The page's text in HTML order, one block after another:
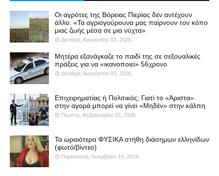
Οι αγρότες της Βόρειας Πιερίας δεν αντέχουν
άλλο: «Τα αγριογούρουνα μας παίρνουν τον κόπο
μιας ζωής μέσα σε μια νύχτα»
Δευτέρα, Αυγούστου 03, 2026
Μητέρα εξανάγκαζε το παιδί της σε σεξουαλικές
πράξεις για να «ικανοποιεί» 56χρονο
Δευτέρα, Αυγούστου 03, 2026
Επιχειρηματίας ή Πολιτικός; Γιατί το «Άριστα»
στην αγορά μπορεί να γίνει «Μηδέν» στην κάλπη
Πέμπτη, Φεβρουαρίου 05, 2026
Τα ωραιότερα ΦΥΣΙΚΑ στήθη διάσημων ελληνίδων
(φωτό/βίντεο)
Παρασκευή, Νοεμβρίου 14, 2014